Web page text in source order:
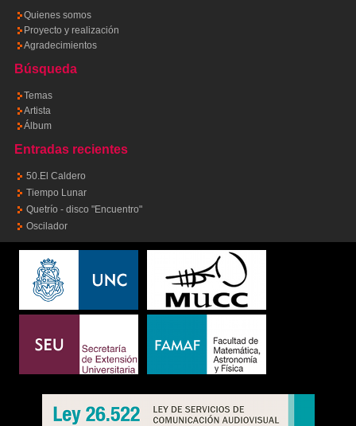
Quienes somos
Proyecto y realización
Agradecimientos
Búsqueda
Temas
Artista
Álbum
Entradas recientes
50.El Caldero
Tiempo Lunar
Quetrío - disco "Encuentro"
Oscilador